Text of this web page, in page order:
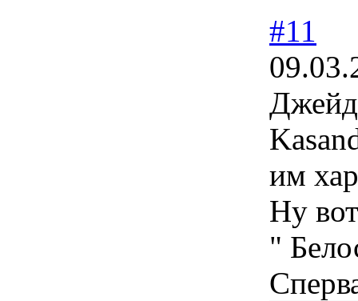
#11
им
Ну
"